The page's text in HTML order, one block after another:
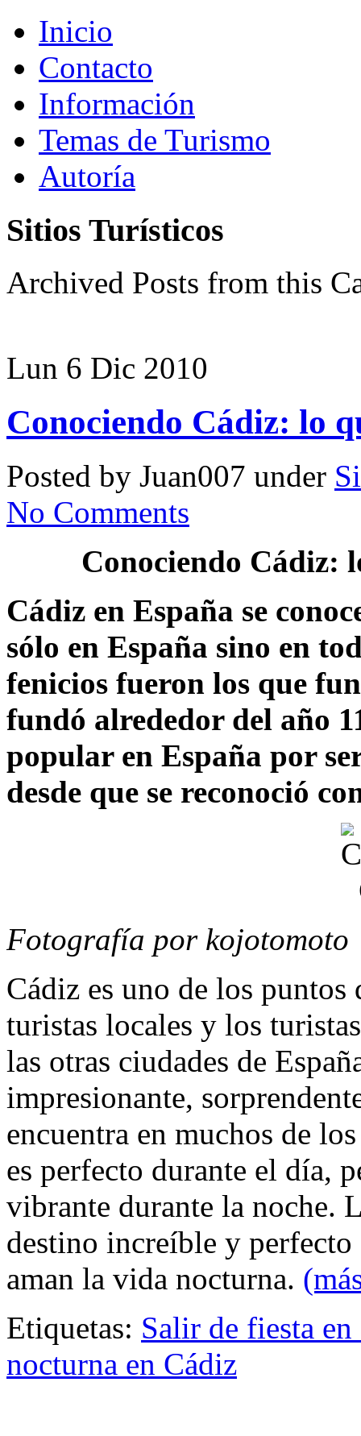
Inicio
Contacto
Información
Temas de Turismo
Autoría
Sitios Turísticos
Archived Posts from this
Lun 6 Dic 2010
Conociendo Cádiz: lo
Posted by Juan007 under
No Comments
Conociendo Cádiz:
Cádiz en España se
sólo en España sino en
fenicios fueron los que
fundó alrededor del año
popular en España por
desde que se reconoció
Fotografía por kojotomoto
Cádiz es uno de los
turistas locales y los
las otras ciudades de
impresionante,
encuentra en muchos de
es perfecto durante el día,
vibrante durante la noche.
destino increíble y
aman la vida nocturna.
Etiquetas: Salir de fiesta
nocturna en Cádiz